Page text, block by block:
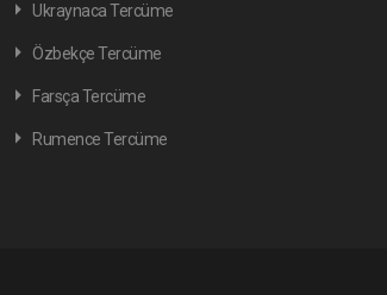
Ukraynaca Tercüme
Özbekçe Tercüme
Farsça Tercüme
Rumence Tercüme